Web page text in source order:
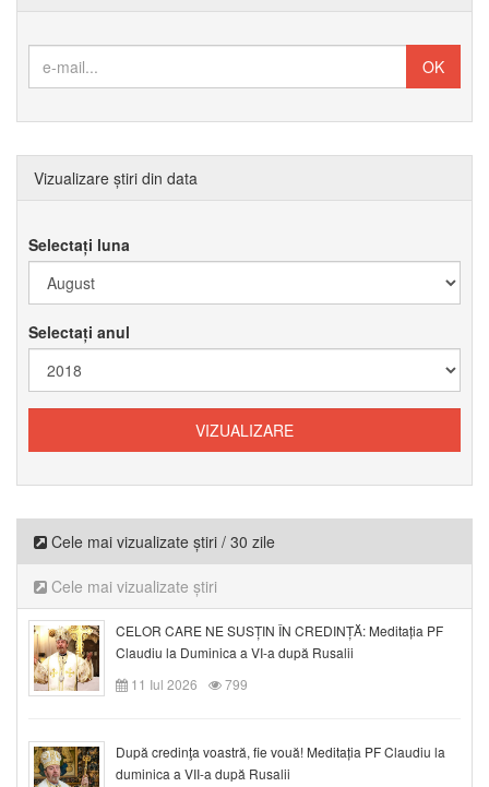
Vizualizare știri din data
Selectați luna
Selectați anul
Cele mai vizualizate știri / 30 zile
Cele mai vizualizate știri
CELOR CARE NE SUSȚIN ÎN CREDINȚĂ: Meditația PF
Claudiu la Duminica a VI-a după Rusalii
11 Iul 2026
799
După credinţa voastră, fie vouă! Meditația PF Claudiu la
duminica a VII-a după Rusalii